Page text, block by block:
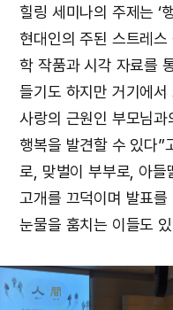
힐링 세미나의 주제는 ‘
현대인의 주된 스트레
학 작품과 시각 자료를
들기도 하지만 거기에
사랑의 근원인 부모님
행복을 발견할 수 있다”
로, 맞벌이 부부로, 아들
고개를 끄덕이며 발표를
눈물을 훔치는 이들도